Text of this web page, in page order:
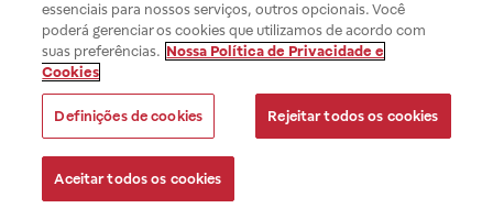
essenciais para nossos serviços, outros opcionais. Você
poderá gerenciar os cookies que utilizamos de acordo com
suas preferências. Nossa Política de Privacidade e
Cookies
Definições de cookies Rejeitar todos os cookies
Aceitar todos os cookies